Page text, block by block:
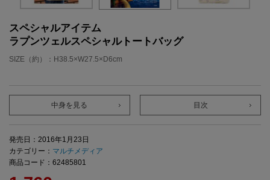
スペシャルアイテム
ラプンツェルスペシャルトートバッグ
SIZE（約）：H38.5×W27.5×D6cm
中身を見る 目次
発売日：2016年1月23日
カテゴリー： マルチメディア
商品コード：62485801